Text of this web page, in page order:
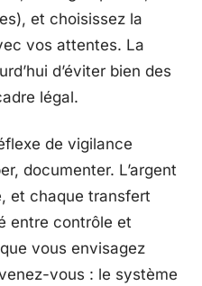
et choisissez la
vos attentes. La
d’éviter bien des
légal.
de vigilance
documenter. L’argent
et chaque transfert
entre contrôle et
vous envisagez
vous : le système